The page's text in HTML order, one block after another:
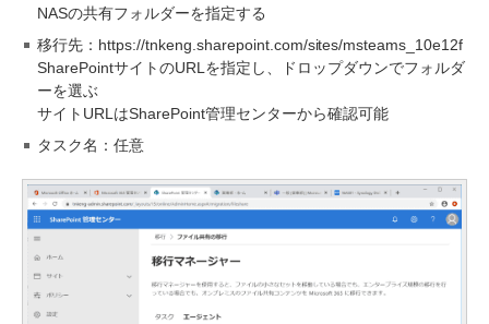
NASの共有フォルダーを指定する
移行先：https://tnkeng.sharepoint.com/sites/msteams_10e12f
SharePointサイトのURLを指定し、ドロップダウンでフォルダ
ーを選ぶ
サイトURLはSharePoint管理センターから確認可能
タスク名：任意